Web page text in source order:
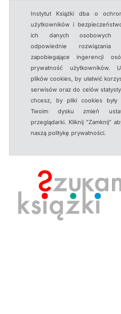
Instytut Książki dba o
użytkowników i
ich danych osobowych
odpowiednie rozwiązania
zapobiegające ingerencji
prywatność użytkowników.
plików cookies, by ułatwić
serwisów oraz do celów
chcesz, by pliki cookies były
Twoim dysku zmień
przeglądarki. Kliknij "Zamknij"
naszą politykę prywatności.